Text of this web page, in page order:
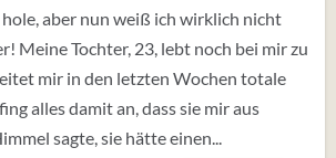
aber nun weiß ich wirklich nicht
Meine Tochter, 23, lebt noch bei mir zu
mir in den letzten Wochen totale
alles damit an, dass sie mir aus
sagte, sie hätte einen...